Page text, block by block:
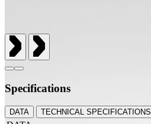
Specifications
DATA TECHNICAL SPECIFICATIONS